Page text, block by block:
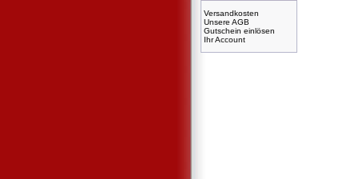
Versandkosten
Unsere AGB
Gutschein einlösen
Ihr Account